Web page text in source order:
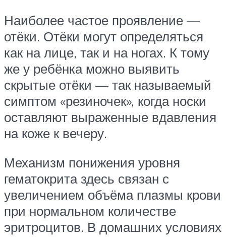
Наиболее частое проявление —
отёки. Отёки могут определяться
как на лице, так и на ногах. К тому
же у ребёнка можно выявить
скрытые отёки — так называемый
симптом «резиночек», когда носки
оставляют выраженные вдавления
на коже к вечеру.
Механизм понижения уровня
гематокрита здесь связан с
увеличением объёма плазмы крови
при нормальном количестве
эритроцитов. В домашних условиях